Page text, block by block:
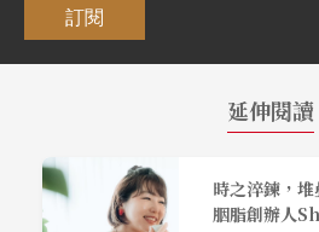
訂閱
延伸閱讀
時之淬鍊，
胭脂創辦人